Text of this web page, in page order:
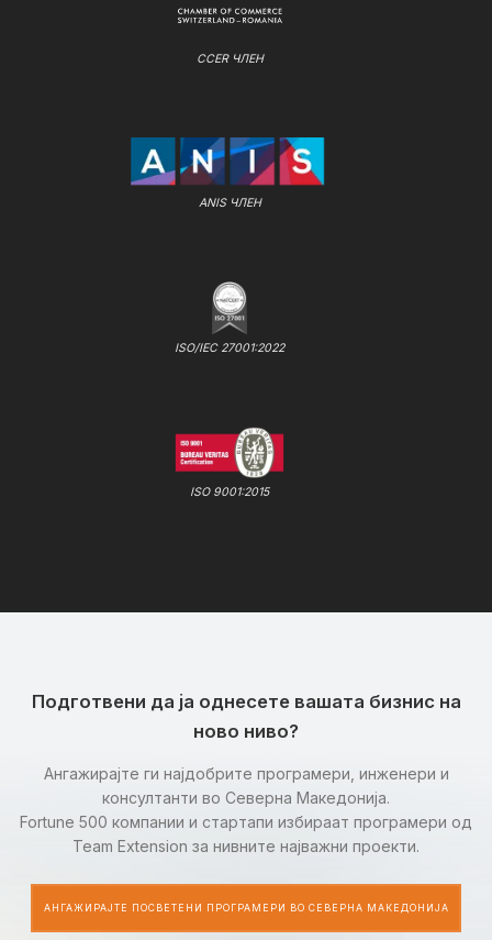
CCER ЧЛЕН
ANIS ЧЛЕН
ISO/IEC 27001:2022
ISO 9001:2015
Подготвени да ја однесете вашата бизнис на
ново ниво?
Ангажирајте ги најдобрите програмери, инженери и
консултанти во Северна Македонија.
Fortune 500 компании и стартапи избираат програмери од
Team Extension за нивните најважни проекти.
АНГАЖИРАЈТЕ ПОСВЕТЕНИ ПРОГРАМЕРИ ВО СЕВЕРНА МАКЕДОНИЈА